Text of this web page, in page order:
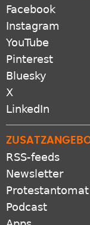
Facebook
Instagram
YouTube
Pinterest
Bluesky
X
LinkedIn
RSS-feeds
Newsletter
Protestantomat
Podcast